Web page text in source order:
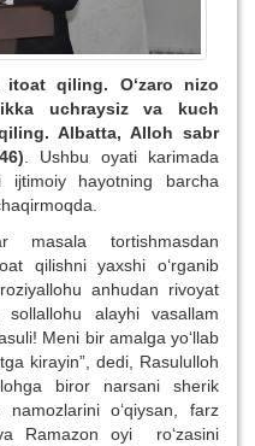
qiling. O‘zaro nizo
uchraysiz va kuch
Albatta, Alloh sabr
. Ushbu oyati karimada
ijtimoiy hayotning barcha
masala tortishmasdan
qilishni yaxshi o‘rganib
anhudan rivoyat
alayhi vasallam
Meni bir amalga yo‘llab
kirayin”, dedi, Rasululloh
biror narsani sherik
o‘qiysan, farz
Ramazon oyi ro‘zasini